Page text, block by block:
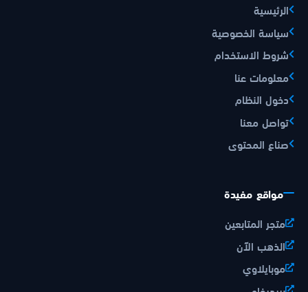
الرئيسية
سياسة الخصوصية
شروط الاستخدام
معلومات عنا
دخول النظام
تواصل معنا
صناع المحتوى
مواقع مفيدة
متجر المتابعين
الذهب الآن
موبايلاوي